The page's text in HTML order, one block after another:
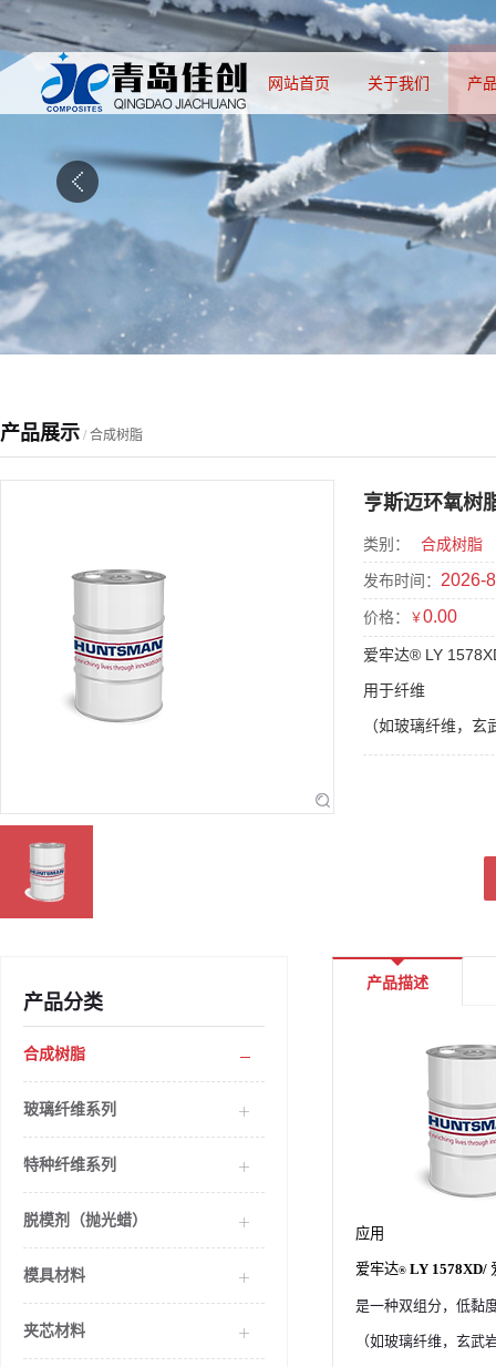
网站首页 关于我们 产
产品展示 / 合成树脂
亨斯迈环氧树
类别： 合成树脂
发布时间： 2026-
价格： ￥0.00
爱牢达® LY
用于纤维
（如玻璃纤维，
产品分类
合成树脂
玻璃纤维系列
特种纤维系列
脱模剂（抛光蜡）
模具材料
夹芯材料
产品描述
应用
爱牢达® LY 1578XD/
是一种双组分，低黏
（如玻璃纤维，玄